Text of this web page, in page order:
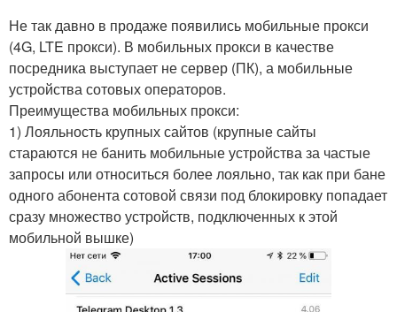
Не так давно в продаже появились мобильные прокси
(4G, LTE прокси). В мобильных прокси в качестве
посредника выступает не сервер (ПК), а мобильные
устройства сотовых операторов.
Преимущества мобильных прокси:
1) Лояльность крупных сайтов (крупные сайты
стараются не банить мобильные устройства за частые
запросы или относиться более лояльно, так как при бане
одного абонента сотовой связи под блокировку попадает
сразу множество устройств, подключенных к этой
мобильной вышке)